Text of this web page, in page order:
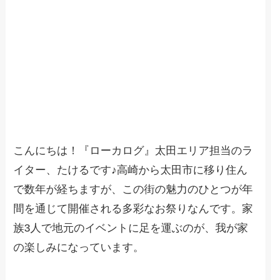
こんにちは！『ローカログ』太田エリア担当のラ
イター、たけるです♪高崎から太田市に移り住ん
で数年が経ちますが、この街の魅力のひとつが年
間を通じて開催される多彩なお祭りなんです。家
族3人で地元のイベントに足を運ぶのが、我が家
の楽しみになっています。